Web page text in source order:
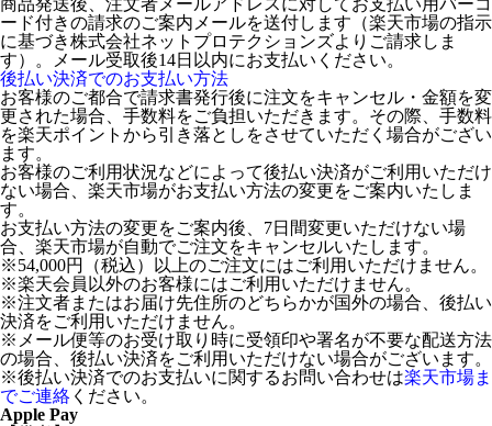
商品発送後、注文者メールアドレスに対してお支払い用バーコ
ード付きの請求のご案内メールを送付します（楽天市場の指示
に基づき株式会社ネットプロテクションズよりご請求しま
す）。メール受取後14日以内にお支払いください。
後払い決済でのお支払い方法
お客様のご都合で請求書発行後に注文をキャンセル・金額を変
更された場合、手数料をご負担いただきます。その際、手数料
を楽天ポイントから引き落としをさせていただく場合がござい
ます。
お客様のご利用状況などによって後払い決済がご利用いただけ
ない場合、楽天市場がお支払い方法の変更をご案内いたしま
す。
お支払い方法の変更をご案内後、7日間変更いただけない場
合、楽天市場が自動でご注文をキャンセルいたします。
※54,000円（税込）以上のご注文にはご利用いただけません。
※楽天会員以外のお客様にはご利用いただけません。
※注文者またはお届け先住所のどちらかが国外の場合、後払い
決済をご利用いただけません。
※メール便等のお受け取り時に受領印や署名が不要な配送方法
の場合、後払い決済をご利用いただけない場合がございます。
※後払い決済でのお支払いに関するお問い合わせは楽天市場ま
でご連絡 ください。
Apple Pay